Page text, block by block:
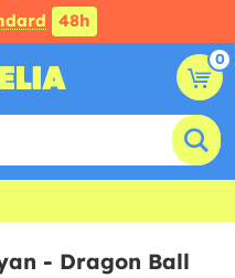
48h
0
- Dragon Ball